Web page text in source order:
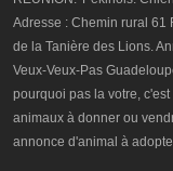
Adresse : Chemin rural 61
de la Tanière des Lions.
Veux-Veux-Pas
pourquoi pas la votre,
animaux à donner ou
annonce d'animal à